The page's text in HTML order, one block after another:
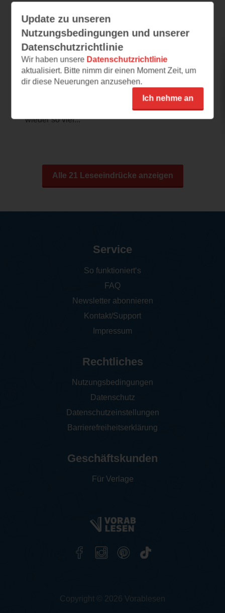
Freunde fürs Leben
19.05.2026 – 07:20
Wunderbar
Ich habe schon lange vor, ein Buch von
Fredrik Backman zu lesen, weil ich immer
wieder so viel...
Alle 21 Leseeindrücke anzeigen
Update zu unseren
Nutzungsbedingungen und unserer
Datenschutzrichtlinie
Wir haben unsere Datenschutzrichtlinie
aktualisiert. Bitte nimm dir einen Moment Zeit, um
dir diese Neuerungen anzusehen.
Ich nehme an
Service
So funktioniert‘s
FAQ
Newsletter abonnieren
Kontakt/Support
Impressum
Rechtliches
Nutzungsbedingungen
Datenschutz
Datenschutzeinstellungen
Barrierefreiheitserklärung
Geschäftskunden
Für Verlage
Copyright © 2026 Vorablesen